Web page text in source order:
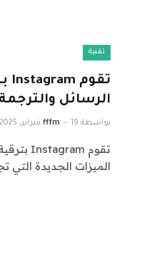
تقنية
الرسائل
بواسطة fffm 19 فبراير، 2025
الميزات الجديدة التي